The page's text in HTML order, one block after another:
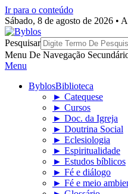
Ir para o conteúdo
Sábado, 8 de agosto de 2026 •
Byblos
Pesquisar
Menu De Navegação
Menu
ByblosBiblioteca
► Catequese
► Cursos
► Doc. da Igreja
► Doutrina Social
► Eclesiologia
► Espiritualidade
► Estudos bíblicos
► Fé e diálogo
► Fé e meio